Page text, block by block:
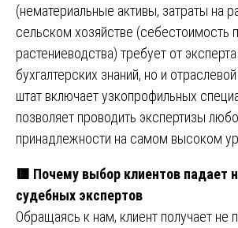
(нематериальные активы, затраты на
сельском хозяйстве (себестоимость
растениеводства) требует от
бухгалтерских знаний, но и
штат включает узкопрофильных
позволяет проводить экспертизы
принадлежности на самом высоком
🟥 Почему выбор клиентов падает
судебных экспертов
Обращаясь к нам, клиент получает не